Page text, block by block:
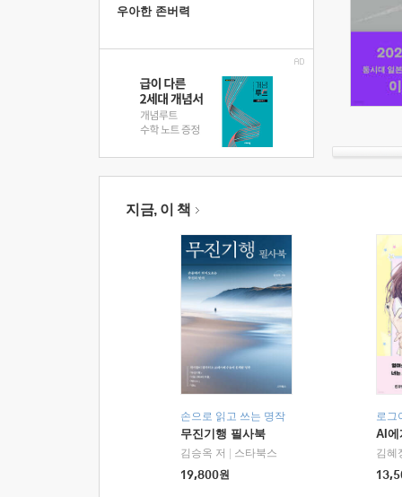
우아한 존버력
지금, 이 책
손으로 읽고 쓰는 명작
무진기행 필사북
김승옥 저
스타북스
19,800원
로그
AI에
김혜